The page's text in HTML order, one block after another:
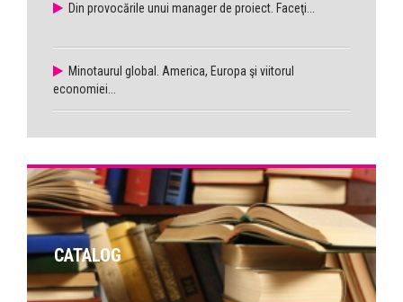
Din provocările unui manager de proiect. Faceţi...
Minotaurul global. America, Europa şi viitorul
economiei...
CATALOG